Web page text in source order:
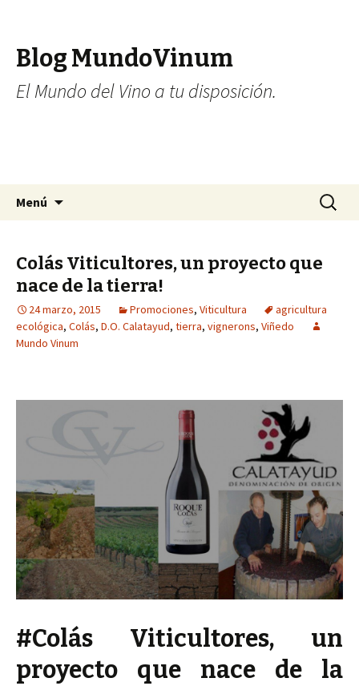
Blog MundoVinum
El Mundo del Vino a tu disposición.
Menú Buscar:
Colás Viticultores, un proyecto que
nace de la tierra!
24 marzo, 2015 Promociones, Viticultura
agricultura
ecológica, Colás, D.O. Calatayud, tierra, vignerons, Viñedo
Mundo Vinum
#Colás Viticultores, un
proyecto que nace de la